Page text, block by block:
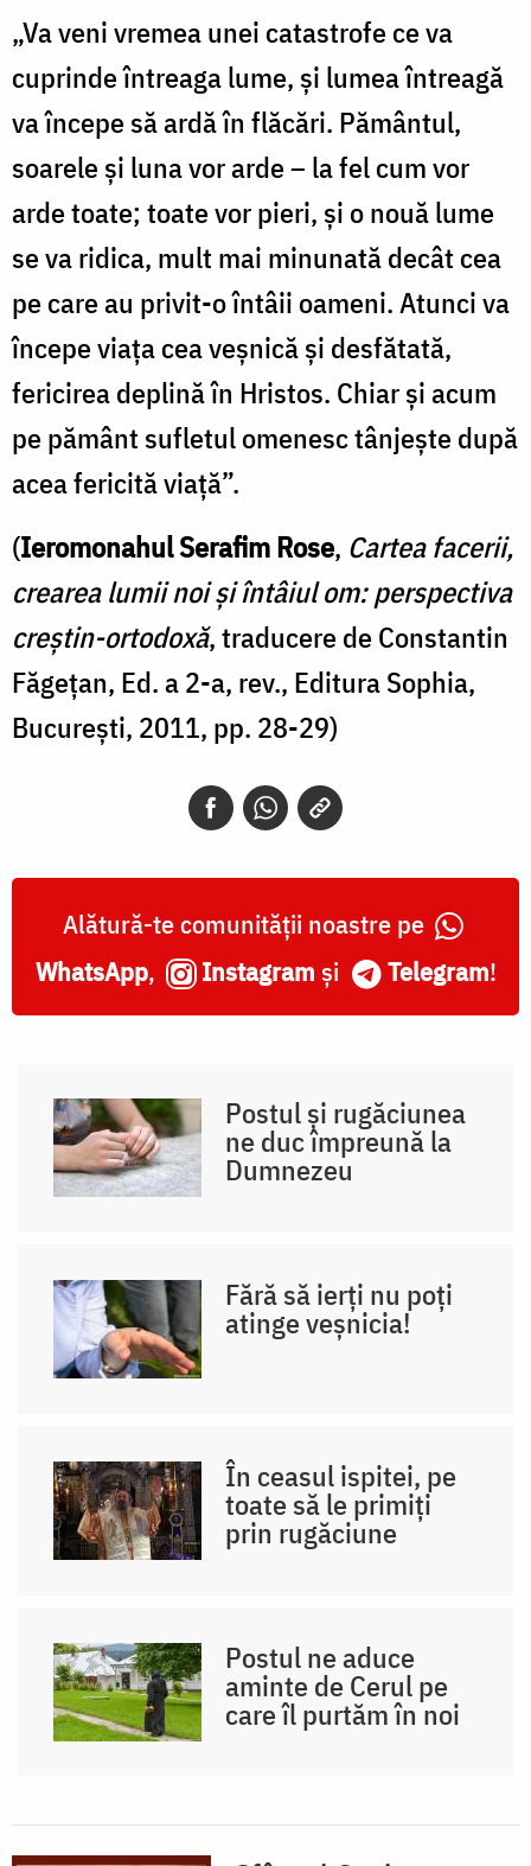
„Va veni vremea unei catastrofe ce va
cuprinde întreaga lume, şi lumea întreagă
va începe să ardă în flăcări. Pământul,
soarele şi luna vor arde – la fel cum vor
arde toate; toate vor pieri, şi o nouă lume
se va ridica, mult mai minunată decât cea
pe care au privit-o întâii oameni. Atunci va
începe viaţa cea veşnică şi desfătată,
fericirea deplină în Hristos. Chiar şi acum
pe pământ sufletul omenesc tânjeşte după
acea fericită viaţă”.
(Ieromonahul Serafim Rose, Cartea facerii,
crearea lumii noi și întâiul om: perspectiva
creștin-ortodoxă, traducere de Constantin
Făgețan, Ed. a 2-a, rev., Editura Sophia,
București, 2011, pp. 28-29)
Alătură-te comunității noastre pe
WhatsApp, Instagram și Telegram!
Postul și rugăciunea
ne duc împreună la
Dumnezeu
Fără să ierți nu poți
atinge veșnicia!
În ceasul ispitei, pe
toate să le primiți
prin rugăciune
Postul ne aduce
aminte de Cerul pe
care îl purtăm în noi